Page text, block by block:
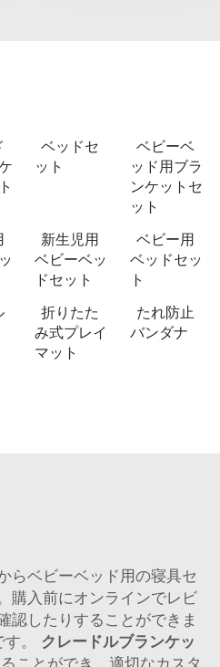
ベッドセ
ット
ベビーベ
ッド用ブラ
ンケットセ
ット
新生児用
ベビーベッ
ドセット
ベビー用
ベッドセッ
ト
折りたた
み式プレイ
マット
たれ防止
バンダナ
らベビーベッド用の寝具セ
購入前にオンラインでレビ
認したりすることができま
。 クレードルブランケッ